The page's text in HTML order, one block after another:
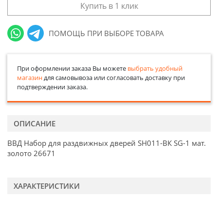
Купить в 1 клик
ПОМОЩЬ ПРИ ВЫБОРЕ ТОВАРА
При оформлении заказа Вы можете выбрать удобный
магазиндля самовывоза или согласовать доставку при
подтверждении заказа.
ОПИСАНИЕ
ВВД Набор для раздвижных дверей SH011-ВК SG-1 мат.
золото 26671
ХАРАКТЕРИСТИКИ